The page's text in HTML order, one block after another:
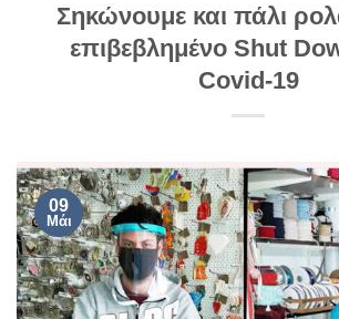
Σηκώνουμε και πάλι
επιβεβλημένο Shut
Covid-19
09
Μάι